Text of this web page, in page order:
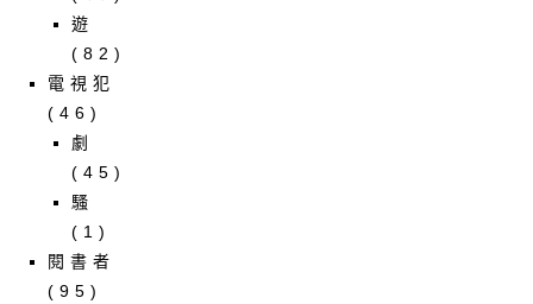
遊
(82)
電視犯
(46)
劇
(45)
騷
(1)
閱書者
(95)